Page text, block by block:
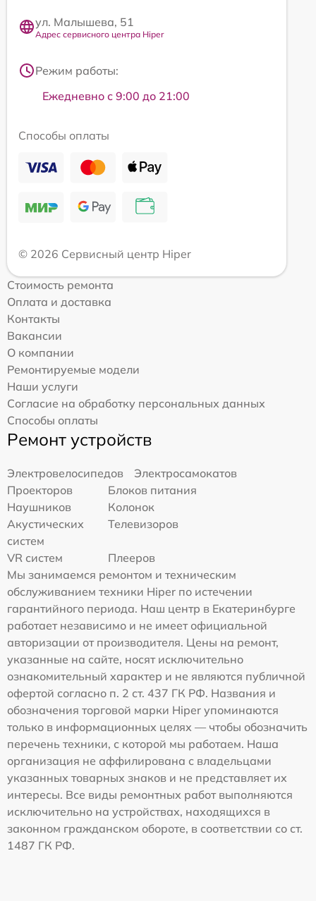
ул. Малышева, 51
Адрес сервисного центра Hiper
Режим работы:
Ежедневно с 9:00 до 21:00
Способы оплаты
© 2026 Сервисный центр Hiper
Стоимость ремонта
Оплата и доставка
Контакты
Вакансии
О компании
Ремонтируемые модели
Наши услуги
Согласие на обработку персональных данных
Способы оплаты
Ремонт устройств
Электровелосипедов
Электросамокатов
Проекторов
Блоков питания
Наушников
Колонок
Акустических
систем
Телевизоров
VR систем
Плееров
Мы занимаемся ремонтом и техническим
обслуживанием техники Hiper по истечении
гарантийного периода. Наш центр в Екатеринбурге
работает независимо и не имеет официальной
авторизации от производителя. Цены на ремонт,
указанные на сайте, носят исключительно
ознакомительный характер и не являются публичной
офертой согласно п. 2 ст. 437 ГК РФ. Названия и
обозначения торговой марки Hiper упоминаются
только в информационных целях — чтобы обозначить
перечень техники, с которой мы работаем. Наша
организация не аффилирована с владельцами
указанных товарных знаков и не представляет их
интересы. Все виды ремонтных работ выполняются
исключительно на устройствах, находящихся в
законном гражданском обороте, в соответствии со ст.
1487 ГК РФ.